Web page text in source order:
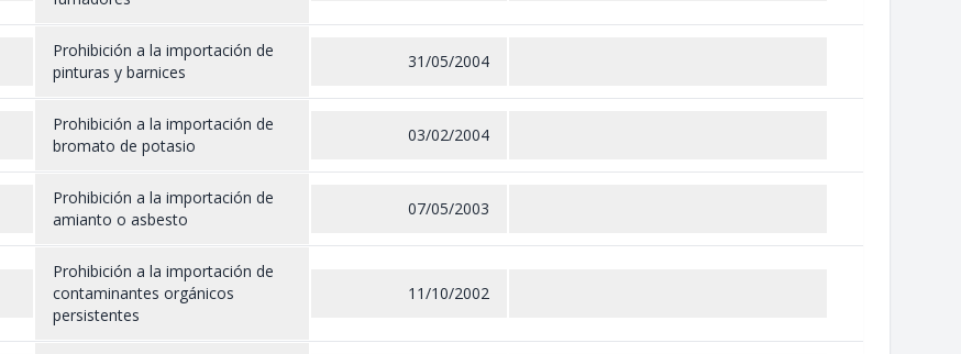
Prohibición a la importación de
pinturas y barnices
31/05/2004
Prohibición a la importación de
bromato de potasio
03/02/2004
Prohibición a la importación de
amianto o asbesto
07/05/2003
Prohibición a la importación de
contaminantes orgánicos
persistentes
11/10/2002